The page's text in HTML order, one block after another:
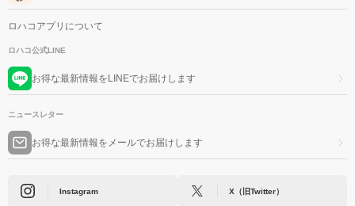
ロハコアプリについて
ロハコ公式LINE
お得な最新情報をLINEでお届けします
ニュースレター
お得な最新情報をメールでお届けします
Instagram X（旧Twitter）